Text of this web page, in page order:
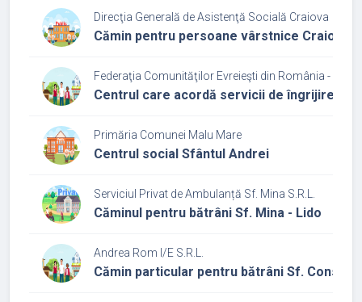
Direcţia Generală de Asistenţă Socială Craiova
Cămin pentru persoane vârstnice Craiova
Federaţia Comunităţilor Evreieşti din România -
Centrul care acordă servicii de îngrijire și
Primăria Comunei Malu Mare
Centrul social Sfântul Andrei
Serviciul Privat de Ambulanță Sf. Mina S.R.L.
Căminul pentru bătrâni Sf. Mina - Lido
Andrea Rom I/E S.R.L.
Cămin particular pentru bătrâni Sf.